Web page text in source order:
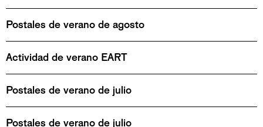
Postales de verano de agosto
Actividad de verano EART
Postales de verano de julio
Postales de verano de julio